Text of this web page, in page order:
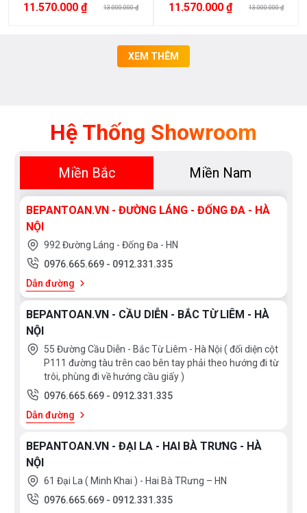
11.570.000 ₫ 13.000.000 ₫ 11.570.000 ₫ 13.000.000 ₫
XEM THÊM
Hệ Thống Showroom
Miền Bắc Miền Nam
BEPANTOAN.VN - ĐƯỜNG LÁNG - ĐỐNG ĐA - HÀ
NỘI
992 Đường Láng - Đống Đa - HN
0976.665.669 - 0912.331.335
Dẫn đường
BEPANTOAN.VN - CẦU DIỄN - BẮC TỪ LIÊM - HÀ
NỘI
55 Đường Cầu Diễn - Bắc Từ Liêm - Hà Nội ( đối diện cột
P111 đường tàu trên cao bên tay phải theo hướng đi từ
trôi, phùng đi về hướng cầu giấy )
0976.665.669 - 0912.331.335
Dẫn đường
BEPANTOAN.VN - ĐẠI LA - HAI BÀ TRƯNG - HÀ
NỘI
61 Đại La ( Minh Khai ) - Hai Bà TRưng – HN
0976.665.669 - 0912.331.335